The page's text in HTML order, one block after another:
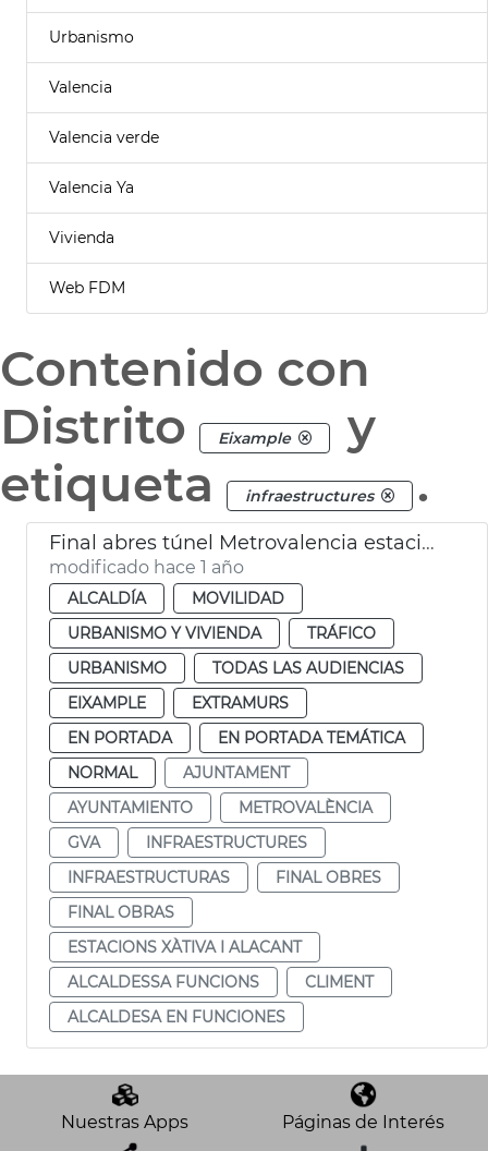
Urbanismo
Valencia
Valencia verde
Valencia Ya
Vivienda
Web FDM
Contenido con
Distrito
Eixample
y
etiqueta
infraestructures .
Final abres túnel Metrovalencia estaciones de Xàtiva y Alicante
modificado hace 1 año
ALCALDÍA
MOVILIDAD
URBANISMO Y VIVIENDA
TRÁFICO
URBANISMO
TODAS LAS AUDIENCIAS
EIXAMPLE
EXTRAMURS
EN PORTADA
EN PORTADA TEMÁTICA
NORMAL
AJUNTAMENT
AYUNTAMIENTO
METROVALÈNCIA
GVA
INFRAESTRUCTURES
INFRAESTRUCTURAS
FINAL OBRES
FINAL OBRAS
ESTACIONS XÀTIVA I ALACANT
ALCALDESSA FUNCIONS
CLIMENT
ALCALDESA EN FUNCIONES
Nuestras Apps Páginas de Interés